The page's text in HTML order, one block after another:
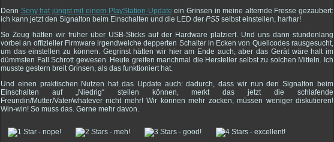
Denn Sony hat jüngst mit einem PlayStation-Update ein Grinsen in meine alternde Fresse gezaubert:
ich kann jetzt den Signalton beim Einschalten und die LED der PS5 selbst einstellen, harhar!
So Zeug hätten wir früher über USB-Sticks auf der Hardware platziert. Und uns dann stundenlang
vorbei an offizieller Firmware irgendwelche depperten Schalter in Ecken von Quellcodes rausgesucht,
um das einstellen zu können. Gegrinst hätten wir hier am Ende auch, aber das Gerät wäre halt im
dümmsten Fall Schrott gewesen. Heute greifen manchmal die Hersteller selbst zu solchen Mitteln. Ich
musste gestern breit Grinsen, als das funktioniert hat.
Und einen praktischen Nutzen hat das Update auch: dadurch, dass wir nun den Signalton beim
Einschalten auf „Niedrig“ stellen können, merkt das jetzt die schlafende
Freundin/Mutter/Vater/whatever nicht mehr! Wir können mehr zocken, müssen weniger diskutieren!
Win-win! So muss das. Gerne mehr davon.